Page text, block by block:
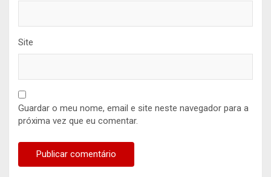
Site
Guardar o meu nome, email e site neste navegador para a
próxima vez que eu comentar.